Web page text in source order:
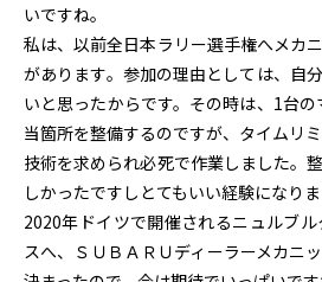
いですね。
私は、以前全日本ラリー選手権へメカ
があります。参加の理由としては、自
いと思ったからです。その時は、1台
当箇所を整備するのですが、タイムリ
技術を求められ必死で作業しました。
しかったですしとてもいい経験になりま
2020年ドイツで開催されるニュルブ
スへ、ＳＵＢＡＲＵディーラーメカニ